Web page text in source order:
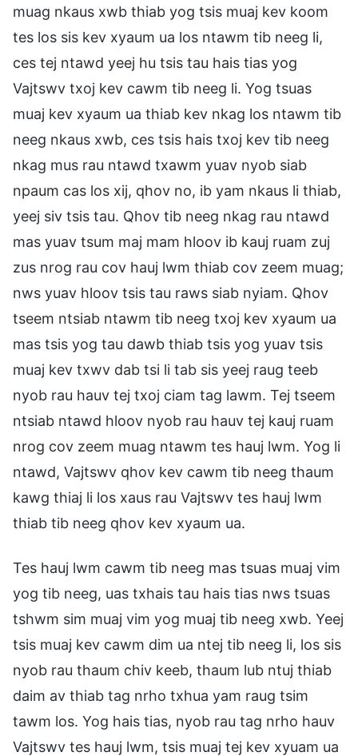
muag nkaus xwb thiab yog tsis muaj kev koom
tes los sis kev xyaum ua los ntawm tib neeg li,
ces tej ntawd yeej hu tsis tau hais tias yog
Vajtswv txoj kev cawm tib neeg li. Yog tsuas
muaj kev xyaum ua thiab kev nkag los ntawm tib
neeg nkaus xwb, ces tsis hais txoj kev tib neeg
nkag mus rau ntawd txawm yuav nyob siab
npaum cas los xij, qhov no, ib yam nkaus li thiab,
yeej siv tsis tau. Qhov tib neeg nkag rau ntawd
mas yuav tsum maj mam hloov ib kauj ruam zuj
zus nrog rau cov hauj lwm thiab cov zeem muag;
nws yuav hloov tsis tau raws siab nyiam. Qhov
tseem ntsiab ntawm tib neeg txoj kev xyaum ua
mas tsis yog tau dawb thiab tsis yog yuav tsis
muaj kev txwv dab tsi li tab sis yeej raug teeb
nyob rau hauv tej txoj ciam tag lawm. Tej tseem
ntsiab ntawd hloov nyob rau hauv tej kauj ruam
nrog cov zeem muag ntawm tes hauj lwm. Yog li
ntawd, Vajtswv qhov kev cawm tib neeg thaum
kawg thiaj li los xaus rau Vajtswv tes hauj lwm
thiab tib neeg qhov kev xyaum ua.
Tes hauj lwm cawm tib neeg mas tsuas muaj vim
yog tib neeg, uas txhais tau hais tias nws tsuas
tshwm sim muaj vim yog muaj tib neeg xwb. Yeej
tsis muaj kev cawm dim ua ntej tib neeg li, los sis
nyob rau thaum chiv keeb, thaum lub ntuj thiab
daim av thiab tag nrho txhua yam raug tsim
tawm los. Yog hais tias, nyob rau tag nrho hauv
Vajtswv tes hauj lwm, tsis muaj tej kev xyuam ua